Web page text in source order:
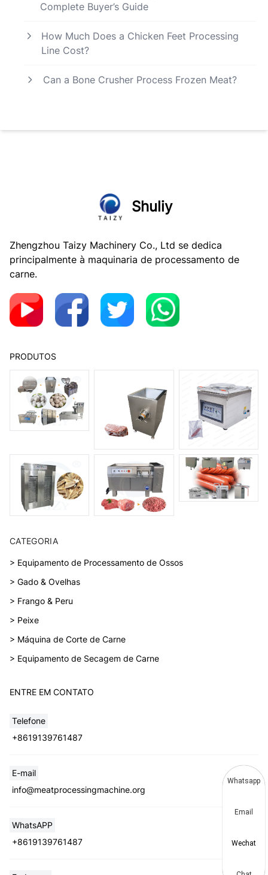
Complete Buyer’s Guide
How Much Does a Chicken Feet Processing
Line Cost?
Can a Bone Crusher Process Frozen Meat?
Shuliy
Zhengzhou Taizy Machinery Co., Ltd se dedica
principalmente à maquinaria de processamento de
carne.
PRODUTOS
CATEGORIA
> Equipamento de Processamento de Ossos
> Gado & Ovelhas
> Frango & Peru
> Peixe
> Máquina de Corte de Carne
> Equipamento de Secagem de Carne
ENTRE EM CONTATO
Telefone
+8619139761487
E-mail
info@meatprocessingmachine.org
WhatsAPP
+8619139761487
Whatsapp
Email
Wechat